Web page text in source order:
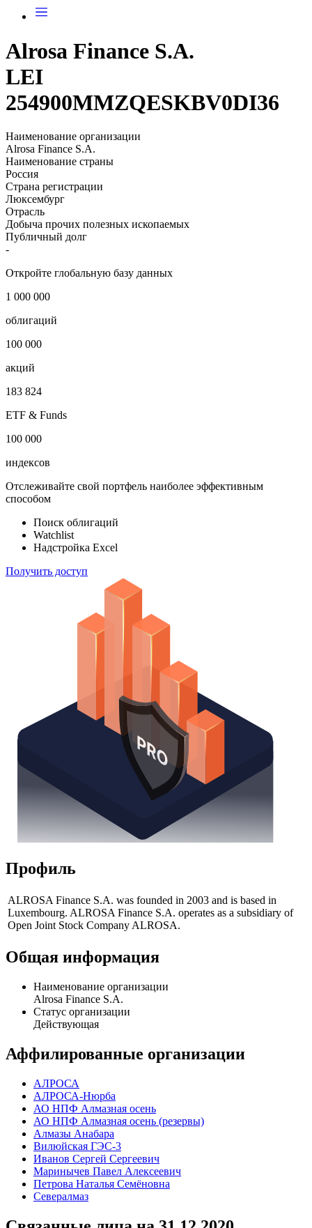
Alrosa Finance S.A.
LEI
254900MMZQESKBV0DI36
Наименование организации
Alrosa Finance S.A.
Наименование страны
Россия
Страна регистрации
Люксембург
Отрасль
Добыча прочих полезных ископаемых
Публичный долг
-
Откройте глобальную базу данных
1 000 000
облигаций
100 000
акций
183 824
ETF & Funds
100 000
индексов
Отслеживайте свой портфель наиболее эффективным
способом
Поиск облигаций
Watchlist
Надстройка Excel
Получить доступ
Профиль
ALROSA Finance S.A. was founded in 2003 and is based in
Luxembourg. ALROSA Finance S.A. operates as a subsidiary of
Open Joint Stock Company ALROSA.
Общая информация
Наименование организации
Alrosa Finance S.A.
Статус организации
Действующая
Аффилированные организации
АЛРОСА
АЛРОСА-Нюрба
АО НПФ Алмазная осень
АО НПФ Алмазная осень (резервы)
Алмазы Анабара
Вилюйская ГЭС-3
Иванов Сергей Сергеевич
Маринычев Павел Алексеевич
Петрова Наталья Семёновна
Севералмаз